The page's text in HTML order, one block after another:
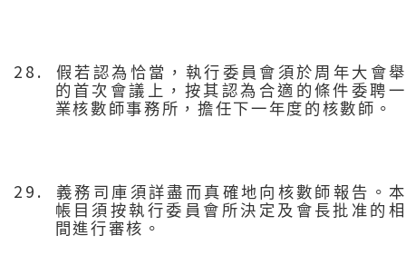
28.
假若認為恰當，執行委員會須於周年大會
的首次會議上，按其認為合適的條件委聘
業核數師事務所，擔任下一年度的核數師。
29.
義務司庫須詳盡而真確地向核數師報告。
帳目須按執行委員會所決定及會長批准的
間進行審核。